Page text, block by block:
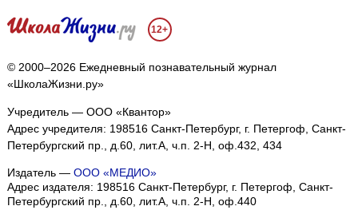
12+
© 2000–2026 Ежедневный познавательный журнал
«ШколаЖизни.ру»
Учредитель — ООО «Квантор»
Адрес учредителя: 198516 Санкт-Петербург, г. Петергоф, Санкт-
Петербургский пр., д.60, лит.А, ч.п. 2-Н, оф.432, 434
Издатель — ООО «МЕДИО»
Адрес издателя: 198516 Санкт-Петербург, г. Петергоф, Санкт-
Петербургский пр., д.60, лит.А, ч.п. 2-Н, оф.440